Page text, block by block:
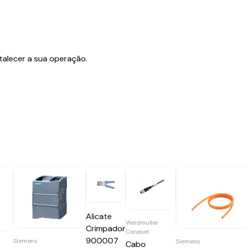
a sua operação.
Siemens
Alicate
Crimpador
900007
Weidmuller
Conexel
Cabo
Siemens